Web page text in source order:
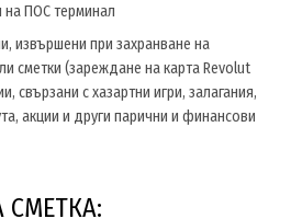
на ПОС терминал
извършени при захранване на
сметки (зареждане на карта Revolut
свързани с хазартни игри, залагания,
акции и други парични и финансови
СМЕТКА: